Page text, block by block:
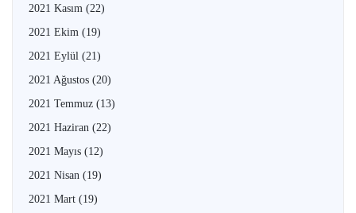
2021 Kasım (22)
2021 Ekim (19)
2021 Eylül (21)
2021 Ağustos (20)
2021 Temmuz (13)
2021 Haziran (22)
2021 Mayıs (12)
2021 Nisan (19)
2021 Mart (19)